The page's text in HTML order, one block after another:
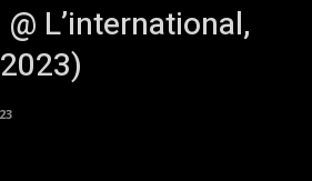
L’international,